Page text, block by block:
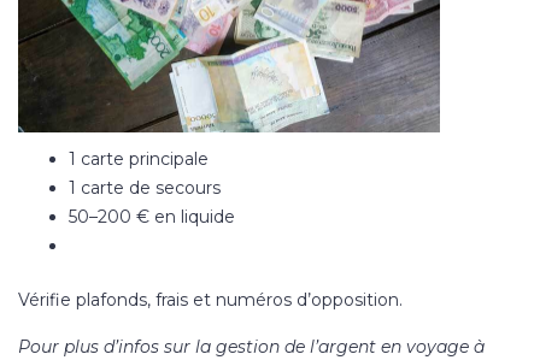
1 carte principale
1 carte de secours
50–200 € en liquide
Vérifie plafonds, frais et numéros d’opposition.
Pour plus d’infos sur la gestion de l’argent en voyage à